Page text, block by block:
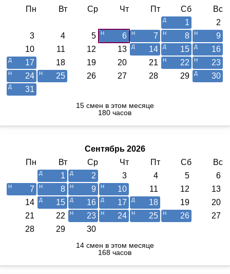
Пн
Вт Ср Чт Пт Сб
Вс
1
2
3
4 5 6 7 8
9
10
11 12 13 14 15
16
17
18 19 20 21 22
23
24
25 26 27 28 29
30
31
15 смен в этом месяце
180 часов
Сентябрь 2026
Пн
Вт Ср Чт Пт Сб
Вс
1
2 3 4 5
6
7
8 9 10 11 12
13
14
15 16 17 18 19
20
21
22 23 24 25 26
27
28
29 30
14 смен в этом месяце
168 часов